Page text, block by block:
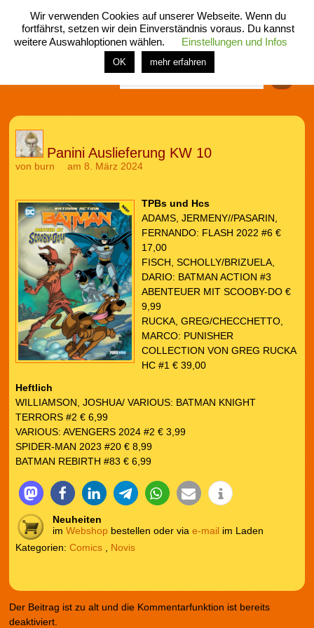
menü
home rubrik buch comic spiel fotos shop
Panini Auslieferung KW 10
von burn am 8. März 2024
TPBs und Hcs
ADAMS, JERMENY//PASARIN,
FERNANDO: FLASH 2022 #6 €
17,00
FISCH, SCHOLLY/BRIZUELA,
DARIO: BATMAN ACTION #3
ABENTEUER MIT SCOOBY-DO €
9,99
RUCKA, GREG/CHECCHETTO,
MARCO: PUNISHER
COLLECTION VON GREG RUCKA
HC #1 € 39,00
Heftlich
WILLIAMSON, JOSHUA/ VARIOUS: BATMAN KNIGHT
TERRORS #2 € 6,99
VARIOUS: AVENGERS 2024 #2 € 3,99
SPIDER-MAN 2023 #20 € 8,99
BATMAN REBIRTH #83 € 6,99
Neuheiten
im Webshop bestellen oder via e-mail im Laden
Kategorien: Comics, Novis
Der Beitrag ist zu alt und die Kommentarfunktion ist bereits
deaktiviert.
Wir verwenden Cookies auf unserer Webseite. Wenn du
fortfährst, setzen wir dein Einverständnis voraus. Du kannst
weitere Auswahloptionen wählen.
Einstellungen und Infos
OK mehr erfahren